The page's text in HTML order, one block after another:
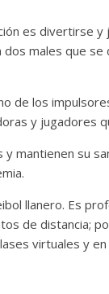
es divertirse
males que se
de los
y jugadores
mantienen su
llanero. Es
de distancia;
virtuales y